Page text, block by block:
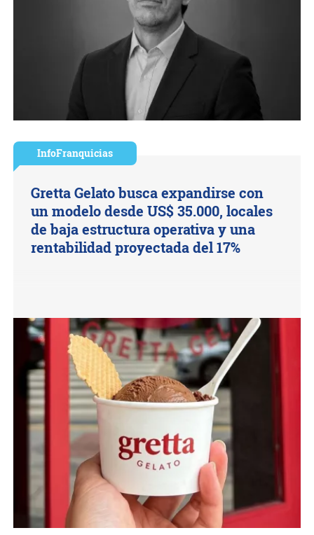
InfoFranquicias
Gretta Gelato busca expandirse con
un modelo desde US$ 35.000, locales
de baja estructura operativa y una
rentabilidad proyectada del 17%